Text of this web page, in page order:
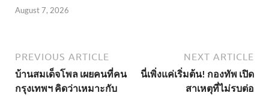
August 7, 2026
PREVIOUS ARTICLE
บ้านสมเด็จโพล เผยคนที่คน
กรุงเทพฯ คิดว่าเหมาะกับ
NEXT ARTICLE
นี่เพิ่งแค่เริ่มต้น! กองทัพ เปิด
สาเหตุที่ไม่รบต่อ